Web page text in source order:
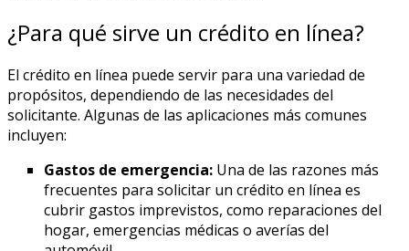
¿Para qué sirve un crédito en línea?
El crédito en línea puede servir para una variedad de
propósitos, dependiendo de las necesidades del
solicitante. Algunas de las aplicaciones más comunes
incluyen:
Gastos de emergencia: Una de las razones más
frecuentes para solicitar un crédito en línea es
cubrir gastos imprevistos, como reparaciones del
hogar, emergencias médicas o averías del